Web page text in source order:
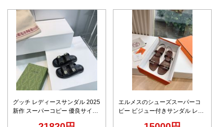
グッチ レディースサンダル 2025
新作 スーパーコピー 優良サイト
エルメスのシューズスーパーコ
ピー ビジュー付きサンダル レザ